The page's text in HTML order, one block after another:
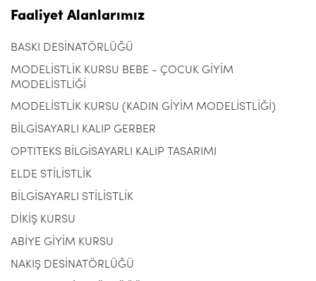
Faaliyet Alanlarımız
BASKI DESİNATÖRLÜĞÜ
MODELİSTLİK KURSU BEBE - ÇOCUK GİYİM
MODELİSTLİĞİ
MODELİSTLİK KURSU (KADIN GİYİM MODELİSTLİĞİ)
BİLGİSAYARLI KALIP GERBER
OPTITEKS BİLGİSAYARLI KALIP TASARIMI
ELDE STİLİSTLİK
BİLGİSAYARLI STİLİSTLİK
DİKİŞ KURSU
ABİYE GİYİM KURSU
NAKIŞ DESİNATÖRLÜĞÜ